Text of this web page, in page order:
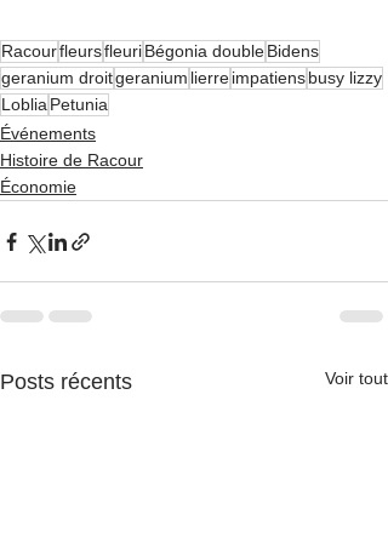
RacourfleursfleuriBégonia doubleBidens
geranium droitgeranium lierreimpatiensbusy lizzy
Loblia Petunia
Événements
Histoire de Racour
Économie
Posts récents Voir tout